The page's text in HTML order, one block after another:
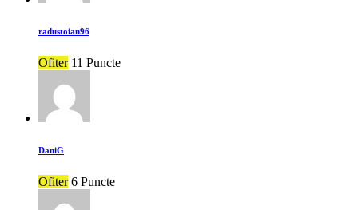
radustoian96
Ofiter 11 Puncte
DaniG
Ofiter 6 Puncte